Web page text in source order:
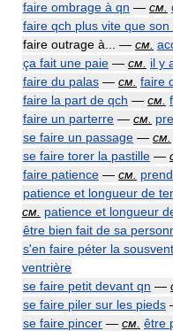
faire ombrage à qn — см.
faire qch plus vite que son
faire outrage à... — см.
ça fait une paie — см. il y
faire du palas — см. faire
faire la part de qch — см.
faire un parterre — см.
se faire un passage — см.
se faire torer la pastille —
faire patience — см.
patience et longueur de
см. patience et longueur
être bien fait de sa
s'en faire péter la
ventrière
se faire petit devant qn —
se faire piler sur les pieds
se faire pincer — см. être